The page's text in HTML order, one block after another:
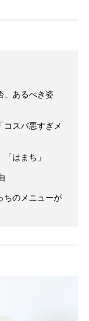
、あるべき姿
コスパ悪すぎメ
はまち」
のメニューが